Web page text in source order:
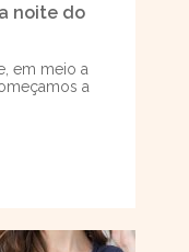
noite do
em meio a
a